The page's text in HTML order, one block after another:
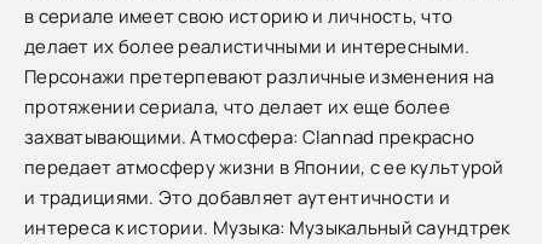
в сериале имеет свою историю и личность, что
делает их более реалистичными и интересными.
Персонажи претерпевают различные изменения на
протяжении сериала, что делает их еще более
захватывающими. Атмосфера: Clannad прекрасно
передает атмосферу жизни в Японии, с ее культурой
и традициями. Это добавляет аутентичности и
интереса к истории. Музыка: Музыкальный саундтрек